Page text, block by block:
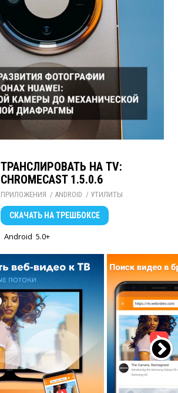
TРАНСЛИРОВАТЬ НА TV:
CHROMECAST 1.5.0.6
ПРИЛОЖЕНИЯ / ANDROID / УТИЛИТЫ
СКАЧАТЬ НА ТРЕШБОКСЕ
Android 5.0+